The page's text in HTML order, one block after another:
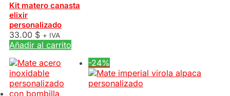
Kit matero canasta
elixir
personalizado
33.00 $ + IVA
Añadir al carrito
-24%